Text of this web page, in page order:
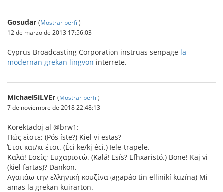
Gosudar (Mostrar perfil)
12 de marzo de 2013 17:56:03
Cyprus Broadcasting Corporation instruas senpage la
modernan grekan lingvon interrete.
Michael5iLVEr (Mostrar perfil)
7 de noviembre de 2018 22:48:13
Korektadoj al @brw1:
Πώς είστε; (Pós íste?) Kiel vi estas?
Έτσι και/κι έτσι. (Éci ke/kj éci.) Iele-trapele.
Καλά! Εσείς; Ευχαριστώ. (Kalá! Esís? Efhxaristó.) Bone! Kaj vi
(kiel fartas)? Dankon.
Αγαπάω την ελληνική κουζίνα (agapáo tin ellinikí kuzína) Mi
amas la grekan kuirarton.